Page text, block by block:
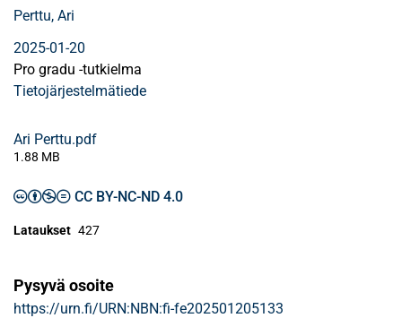
Perttu, Ari
2025-01-20
Pro gradu -tutkielma
Tietojärjestelmätiede
Ari Perttu.pdf
1.88 MB
CC BY-NC-ND 4.0
Lataukset 427
Pysyvä osoite
https://urn.fi/URN:NBN:fi-fe202501205133